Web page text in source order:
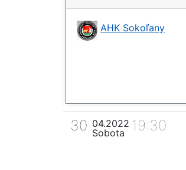
AHK Sokoľany
30 04.2022
Sobota
19:30